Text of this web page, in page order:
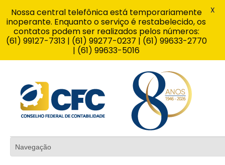
Nossa central telefônica está temporariamente
inoperante. Enquanto o serviço é restabelecido, os
contatos podem ser realizados pelos números:
(61) 99127-7313 | (61) 99277-0237 | (61) 99633-2770
| (61) 99633-5016
X